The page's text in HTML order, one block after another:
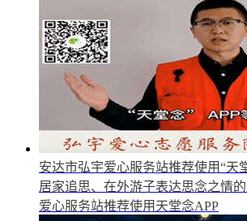
安达市弘宇爱心服务站推荐使用“天
居家追思、在外游子表达思念之情
爱心服务站推荐使用天堂念APP